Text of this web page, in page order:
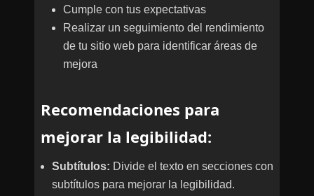
Cumple con tus expectativas
Realizar un seguimiento del rendimiento
de tu sitio web para identificar áreas de
mejora
Recomendaciones para
mejorar la legibilidad:
Subtítulos: Divide el texto en secciones con
subtítulos para mejorar la legibilidad.